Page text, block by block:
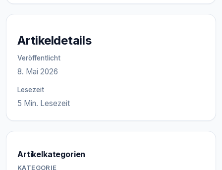
Artikeldetails
Veröffentlicht
8. Mai 2026
Lesezeit
5 Min. Lesezeit
Artikelkategorien
KATEGORIE